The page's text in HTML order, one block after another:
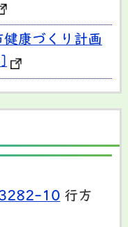
健康づくり計画
3282-10 行方